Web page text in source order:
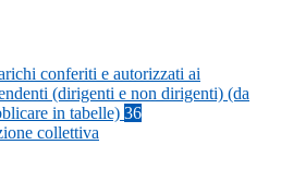
conferiti e autorizzati ai
(dirigenti e non dirigenti) (da
in tabelle) 36
collettiva